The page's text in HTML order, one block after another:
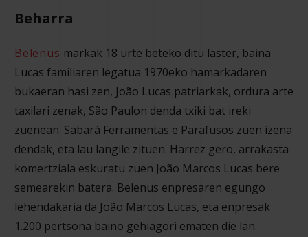
Beharra
Belenus markak 18 urte beteko ditu laster, baina
Lucas familiaren legatua 1970eko hamarkadaren
bukaeran hasi zen, João Lucas patriarkak, ordura arte
taxilari zenak, São Paulon denda txiki bat ireki
zuenean. Sabará Ferramentas e Parafusos zuen izena
dendak, eta lau langile zituen. Harrez gero, arrakasta
komertziala eskuratu zuen João Marcos Lucas bere
semearekin batera. Belenus enpresaren egungo
lehendakaria da João Marcos Lucas, eta enpresak
1.200 pertsona baino gehiagori ematen die lan.